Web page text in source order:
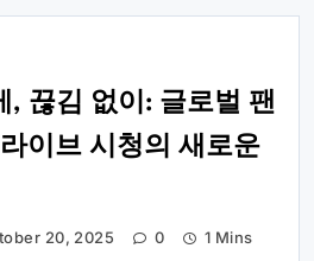
, 끊김 없이: 글로벌 팬
이브 시청의 새로운
20, 2025 0 1 Mins